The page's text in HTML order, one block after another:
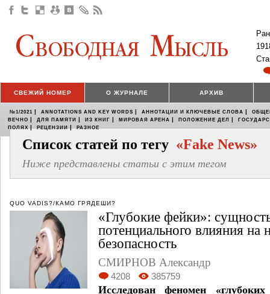
СВЕЖИЙ НОМЕР О ЖУРНАЛЕ АРХИВ
№1/2021 | ANNOTATIONS AND KEY WORDS | АННОТАЦИИ И КЛЮЧЕВЫЕ СЛОВА |
ВЕЧНО | ДЛЯ ПАМЯТИ | ИЗ КНИГ | МИРОВАЯ АРЕНА | ПОЛОЖЕНИЕ ДЕЛ |
ПОЛЯХ | РЕЦЕНЗИИ | РАЗНОЕ
Список статей по тегу «Fake News»
Ниже представлены статьи с этим тегом
QUO VADIS?/КАМО ГРЯДЕШИ?
«Глубокие фейки»:
потенциального влияния на
безопасность
СМИРНОВ Александр
4208 385759
Исследован феномен